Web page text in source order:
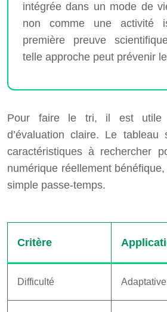
intégrée dans un mode de
non comme une activité
première preuve
telle approche peut prévenir
Pour faire le tri, il est utile
d’évaluation claire. Le tableau
caractéristiques à rechercher
numérique réellement
simple passe-temps.
Critère
Difficulté